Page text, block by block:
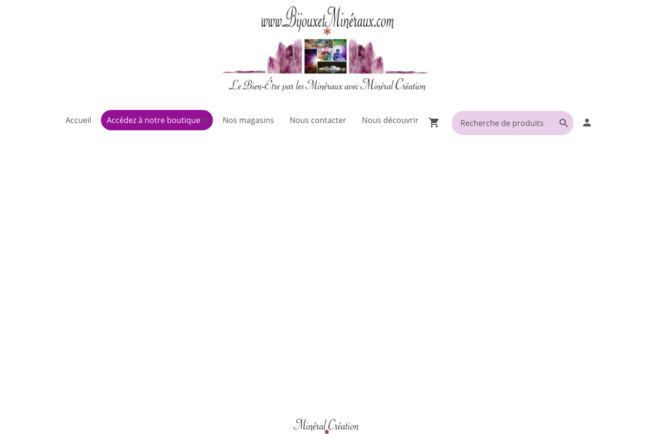
Accueil Accédez à notre boutique Nos magasins Nous contacter Nous découvrir